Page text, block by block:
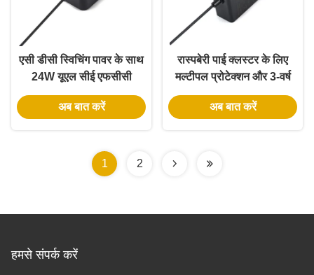
एसी डीसी स्विचिंग पावर के साथ
24W यूएल सीई एफसीसी
प्रमाणित एकल चरण दीवार पावर
एडाप्टर
अब बात करें
रास्पबेरी पाई क्लस्टर के लिए
मल्टीपल प्रोटेक्शन और 3-वर्ष
की वारंटी के साथ 5V 3A वॉल
पावर एडाप्टर
अब बात करें
1 2
हमसे संपर्क करें